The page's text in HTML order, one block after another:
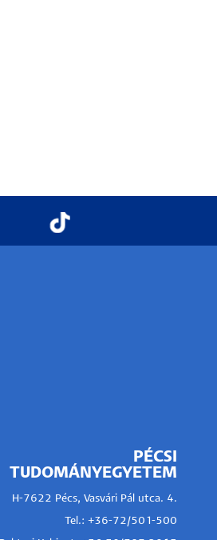
PÉCSI
TUDOMÁNYEGYETEM
H-7622 Pécs, Vasvári Pál utca. 4.
Tel.: +36-72/501-500